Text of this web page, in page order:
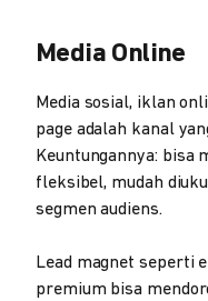
Media Online
Media sosial, iklan
page adalah kanal
Keuntungannya: bisa
fleksibel, mudah
segmen audiens.
Lead magnet seperti
premium bisa